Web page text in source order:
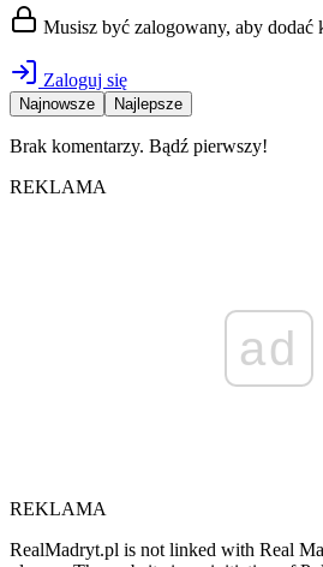
Musisz być zalogowany, aby dodać
Zaloguj się
Najnowsze Najlepsze
Brak komentarzy. Bądź pierwszy!
REKLAMA
ad
REKLAMA
RealMadryt.pl is not linked with Real